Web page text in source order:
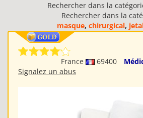
Rechercher dans la
Rechercher dans la
masque, chirurgical,
France 69400
Signalez un abus